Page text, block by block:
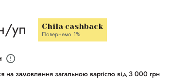
уп Chila cashback
Повернемо 1%
на замовлення загальною вартістю від 3 000 грн